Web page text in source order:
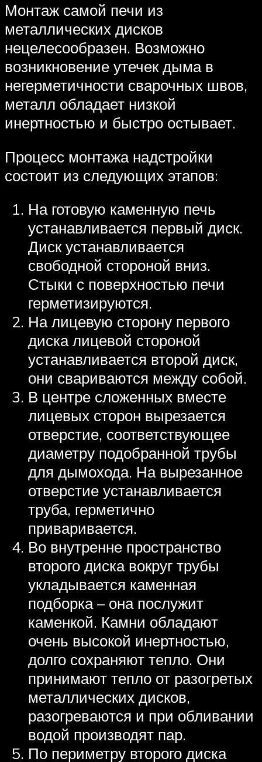
Монтаж самой печи из
металлических дисков
нецелесообразен. Возможно
возникновение утечек дыма в
негерметичности сварочных швов,
металл обладает низкой
инертностью и быстро остывает.
Процесс монтажа надстройки
состоит из следующих этапов:
На готовую каменную печь
устанавливается первый диск.
Диск устанавливается
свободной стороной вниз.
Стыки с поверхностью печи
герметизируются.
На лицевую сторону первого
диска лицевой стороной
устанавливается второй диск,
они свариваются между собой.
В центре сложенных вместе
лицевых сторон вырезается
отверстие, соответствующее
диаметру подобранной трубы
для дымохода. На вырезанное
отверстие устанавливается
труба, герметично
приваривается.
Во внутренне пространство
второго диска вокруг трубы
укладывается каменная
подборка – она послужит
каменкой. Камни обладают
очень высокой инертностью,
долго сохраняют тепло. Они
принимают тепло от разогретых
металлических дисков,
разогреваются и при обливании
водой производят пар.
По периметру второго диска